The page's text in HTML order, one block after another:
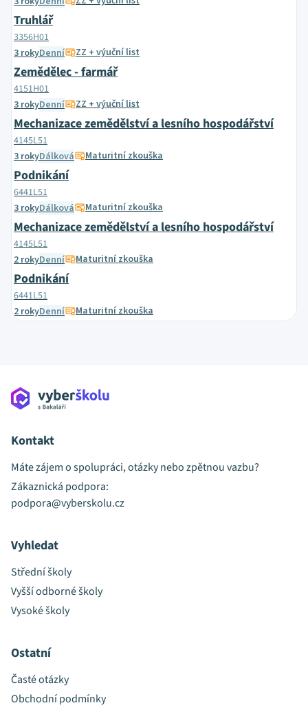
Truhlář
3356H01
3 rokyDenní ZZ + výuční list
Zemědělec - farmář
4151H01
3 rokyDenní ZZ + výuční list
Mechanizace zemědělství a lesního hospodářství
4145L51
3 rokyDálková Maturitní zkouška
Podnikání
6441L51
3 rokyDálková Maturitní zkouška
Mechanizace zemědělství a lesního hospodářství
4145L51
2 rokyDenní Maturitní zkouška
Podnikání
6441L51
2 rokyDenní Maturitní zkouška
Kontakt
Máte zájem o spolupráci, otázky nebo zpětnou vazbu?
Zákaznická podpora:
podpora@vyberskolu.cz
Vyhledat
Střední školy
Vyšší odborné školy
Vysoké školy
Ostatní
Časté otázky
Obchodní podmínky